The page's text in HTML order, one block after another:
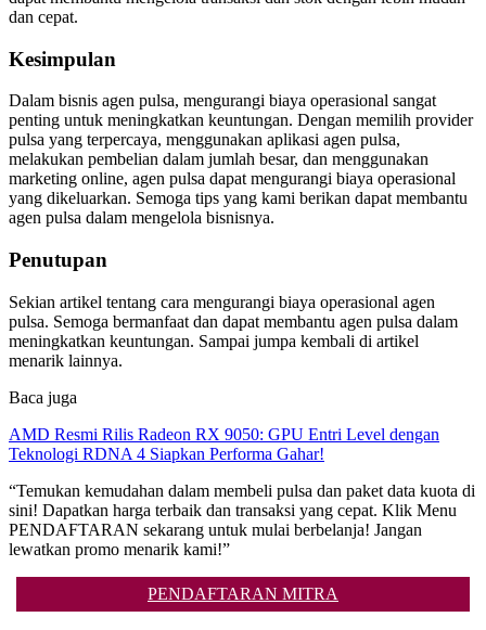
dan cepat.
Kesimpulan
Dalam bisnis agen pulsa, mengurangi biaya operasional sangat
penting untuk meningkatkan keuntungan. Dengan memilih provider
pulsa yang terpercaya, menggunakan aplikasi agen pulsa,
melakukan pembelian dalam jumlah besar, dan menggunakan
marketing online, agen pulsa dapat mengurangi biaya operasional
yang dikeluarkan. Semoga tips yang kami berikan dapat membantu
agen pulsa dalam mengelola bisnisnya.
Penutupan
Sekian artikel tentang cara mengurangi biaya operasional agen
pulsa. Semoga bermanfaat dan dapat membantu agen pulsa dalam
meningkatkan keuntungan. Sampai jumpa kembali di artikel
menarik lainnya.
Baca juga
AMD Resmi Rilis Radeon RX 9050: GPU Entri Level dengan
Teknologi RDNA 4 Siapkan Performa Gahar!
“Temukan kemudahan dalam membeli pulsa dan paket data kuota di
sini! Dapatkan harga terbaik dan transaksi yang cepat. Klik Menu
PENDAFTARAN sekarang untuk mulai berbelanja! Jangan
lewatkan promo menarik kami!”
PENDAFTARAN MITRA